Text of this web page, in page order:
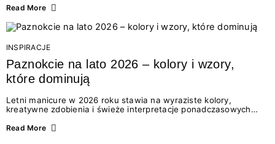
doświadczenia wakacji – od spontanicznych wyjazdów, przez
Motywem przewodnim jest eksplorowanie i kolekcjonowanie
letnich momentów. Z tej okazji przygotowaliśmy coś absolutnie
wyjątkowego: wielki konkurs z wakacje.pl oraz dawkę
najgorętszych trendów w...
Read More
INSPIRACJE
Paznokcie na lato 2026 – kolory i wzory,
które dominują
Letni manicure w 2026 roku stawia na wyraziste kolory,
kreatywne zdobienia i świeże interpretacje ponadczasowych
zarówno energetycznych odcieni inspirowanych wakacjami, jak
Read More